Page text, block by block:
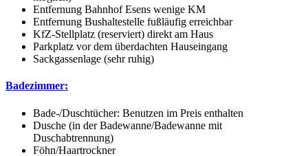
Entfernung Bahnhof Esens wenige KM
Entfernung Bushaltestelle fußläufig erreichbar
KfZ-Stellplatz (reserviert) direkt am Haus
Parkplatz vor dem überdachten Hauseingang
Sackgassenlage (sehr ruhig)
Badezimmer:
Bade-/Duschtücher: Benutzen im Preis enthalten
Dusche (in der Badewanne/Badewanne mit
Duschabtrennung)
Föhn/Haartrockner